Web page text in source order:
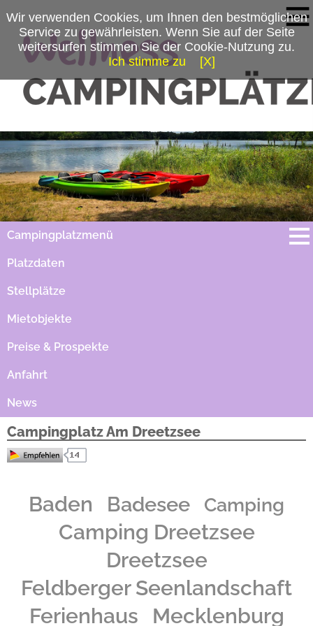
Campingplatzmenü
Platzdaten
Stellplätze
Mietobjekte
Preise & Prospekte
Anfahrt
News
Campingplatz Am Dreetzsee
malerische Wildnis kann hier direkt vom Platz aus beim Wandern, Radfahren, Angeln,
Tauchen oder mit dem Kanu erlebt werden.
Baden Badesee Camping
Camping Dreetzsee
Dreetzsee
Feldberger Seenlandschaft
Ferienhaus
Mecklenburg
Wir verwenden Cookies, um Ihnen den bestmöglichen
Service zu gewährleisten. Wenn Sie auf der Seite
weitersurfen stimmen Sie der Cookie-Nutzung zu.
Ich stimme zu
[X]